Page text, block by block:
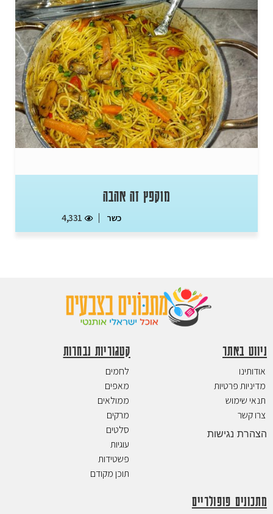
מוקפץ זה אהבה
כשר 4,331
ניווט באתר
אודותינו
מדיניות פרטיות
תנאי שימוש
צרו קשר
הצהרת נגישות
קטגוריות נבחרות
לחמים
מאפים
ממולאים
מרקים
סלטים
עוגיות
פשטידות
תוכן מקודם
מתכונים פופולריים